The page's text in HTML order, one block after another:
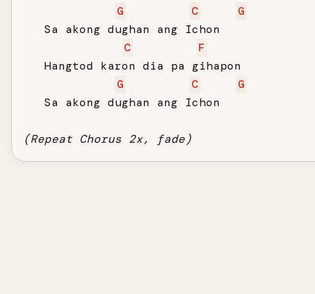
G C
G
   Sa akong dughan ang Ichon
C
F
   Hangtod karon dia pa gihapon
G
C
G
   Sa akong dughan ang Ichon
(Repeat Chorus 2x, fade)